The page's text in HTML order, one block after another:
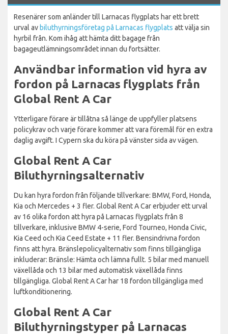
Resenärer som anländer till Larnacas flygplats har ett brett
urval avbiluthyrningsföretag på Larnacas flygplats att välja sin
hyrbil från. Kom ihåg att hämta ditt bagage från
bagageutlämningsområdet innan du fortsätter.
Användbar information vid hyra av
fordon på Larnacas flygplats från
Global Rent A Car
Ytterligare förare är tillåtna så länge de uppfyller platsens
policykrav och varje förare kommer att vara föremål för en extra
daglig avgift. I Cypern ska du köra på vänster sida av vägen.
Global Rent A Car
Biluthyrningsalternativ
Du kan hyra fordon från följande tillverkare: BMW, Ford, Honda,
Kia och Mercedes + 3 fler. Global Rent A Car erbjuder ett urval
av 16 olika fordon att hyra på Larnacas flygplats från 8
tillverkare, inklusive BMW 4-serie, Ford Tourneo, Honda Civic,
Kia Ceed och Kia Ceed Estate + 11 fler. Bensindrivna fordon
finns att hyra. Bränslepolicyalternativ som finns tillgängliga
inkluderar: Bränsle: Hämta och lämna fullt. 5 bilar med manuell
växellåda och 13 bilar med automatisk växellåda finns
tillgängliga. Global Rent A Car har 18 fordon tillgängliga med
luftkonditionering.
Global Rent A Car
Biluthyrningstyper på Larnacas